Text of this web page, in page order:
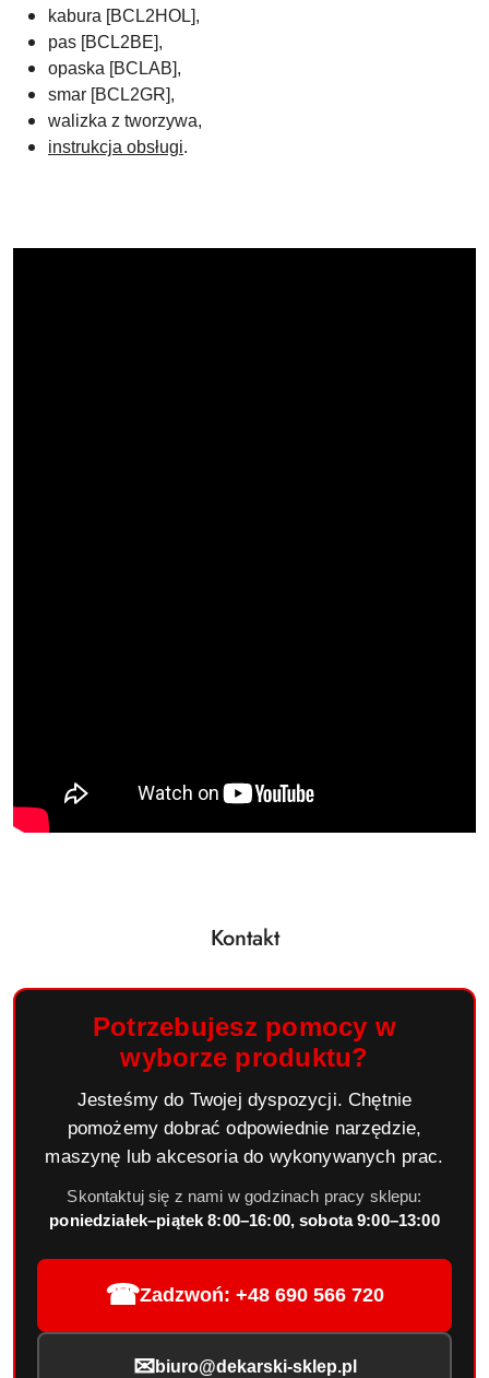
kabura [BCL2HOL],
pas [BCL2BE],
opaska [BCLAB],
smar [BCL2GR],
walizka z tworzywa,
instrukcja obsługi.
Kontakt
Potrzebujesz pomocy w
wyborze produktu?
Jesteśmy do Twojej dyspozycji. Chętnie
pomożemy dobrać odpowiednie narzędzie,
maszynę lub akcesoria do wykonywanych prac.
Skontaktuj się z nami w godzinach pracy sklepu:
poniedziałek–piątek 8:00–16:00, sobota 9:00–13:00
☎Zadzwoń: +48 690 566 720
✉ biuro@dekarski-sklep.pl